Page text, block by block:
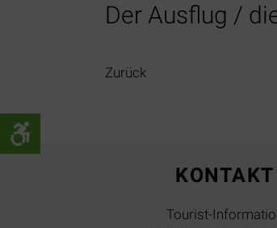
Der Ausflug /
Zurück
KONTAKT
Tourist-